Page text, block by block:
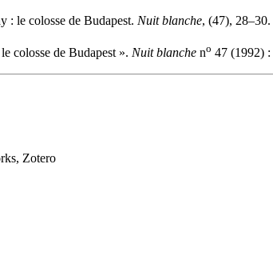
: le colosse de Budapest. Nuit blanche, (47), 28–30.
colosse de Budapest ». Nuit blanche no 47 (1992) :
Zotero